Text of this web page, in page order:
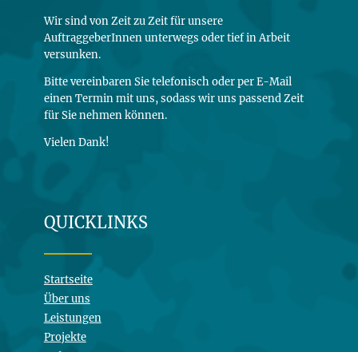
Wir sind von Zeit zu Zeit für unsere
AuftraggeberInnen unterwegs oder tief in Arbeit
versunken.
Bitte vereinbaren Sie telefonisch oder per E-Mail
einen Termin mit uns, sodass wir uns passend Zeit
für Sie nehmen können.
Vielen Dank!
QUICKLINKS
Startseite
Über uns
Leistungen
Projekte